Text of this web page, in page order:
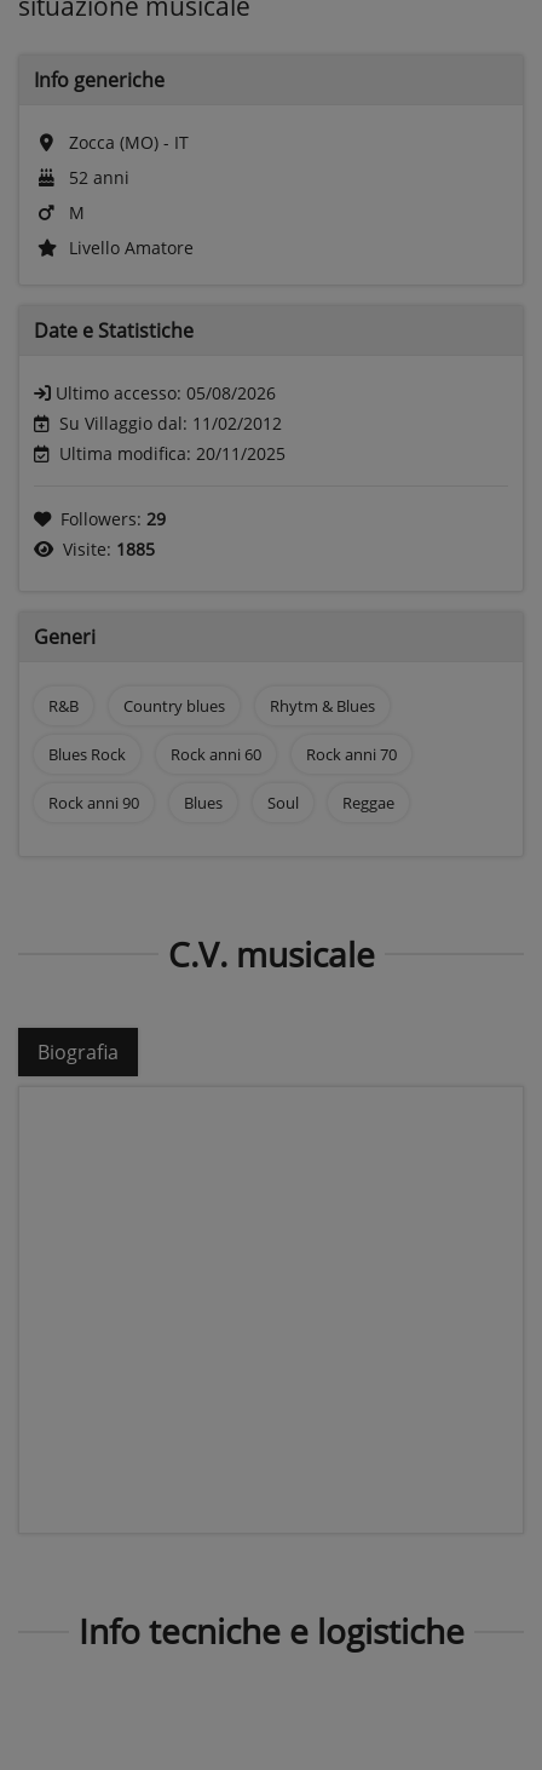
Info generiche
Zocca (MO) - IT
52 anni
M
Livello Amatore
Date e Statistiche
Ultimo accesso: 05/08/2026
Su Villaggio dal: 11/02/2012
Ultima modifica: 20/11/2025
Followers: 29
Visite: 1885
Generi
R&B Country blues Rhytm & Blues
Blues Rock Rock anni 60 Rock anni 70
Rock anni 90 Blues Soul Reggae
C.V. musicale
Biografia
Info tecniche e logistiche